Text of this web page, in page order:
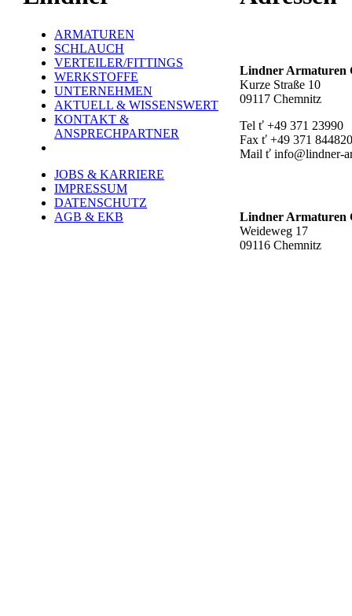
ARMATUREN
SCHLAUCH
VERTEILER/FITTINGS
WERKSTOFFE
UNTERNEHMEN
AKTUELL & WISSENSWERT
KONTAKT &
ANSPRECHPARTNER
JOBS & KARRIERE
IMPRESSUM
DATENSCHUTZ
AGB & EKB
Lindner Armaturen
Kurze Straße 10
09117 Chemnitz
Tel ť +49 371 23990
Fax ť +49 371
Mail ť info@lindner-
Lindner Armaturen
Weideweg 17
09116 Chemnitz